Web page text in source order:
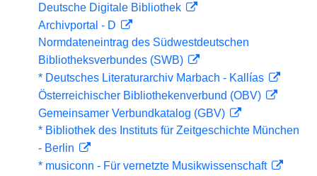
Deutsche Digitale Bibliothek
Archivportal - D
Normdateneintrag des Südwestdeutschen
Bibliotheksverbundes (SWB)
* Deutsches Literaturarchiv Marbach - Kallías
Österreichischer Bibliothekenverbund (OBV)
Gemeinsamer Verbundkatalog (GBV)
* Bibliothek des Instituts für Zeitgeschichte München
- Berlin
* musiconn - Für vernetzte Musikwissenschaft